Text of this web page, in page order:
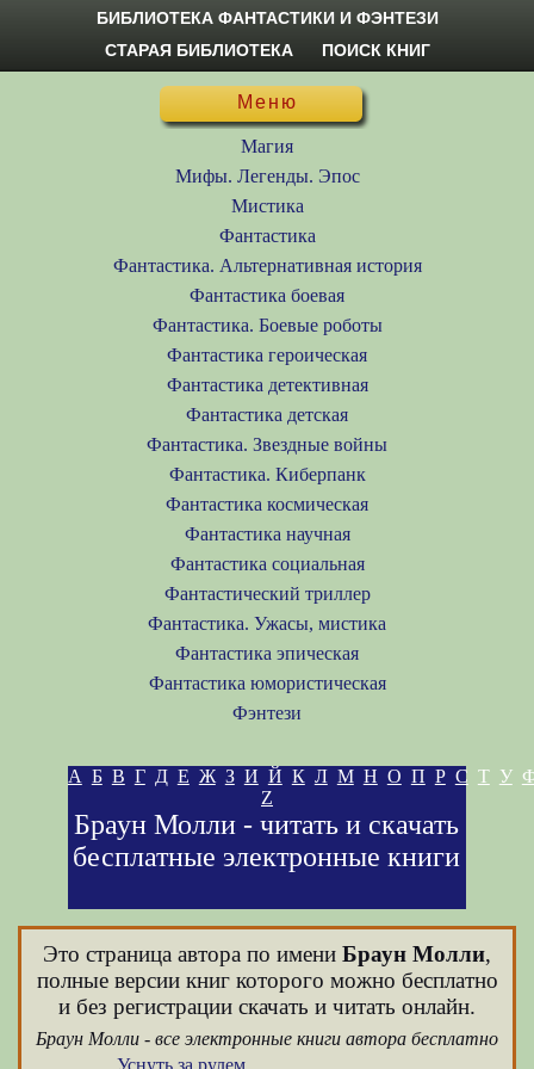
БИБЛИОТЕКА ФАНТАСТИКИ И ФЭНТЕЗИ
СТАРАЯ БИБЛИОТЕКА
ПОИСК КНИГ
Меню
Магия
Мифы. Легенды. Эпос
Мистика
Фантастика
Фантастика. Альтернативная история
Фантастика боевая
Фантастика. Боевые роботы
Фантастика героическая
Фантастика детективная
Фантастика детская
Фантастика. Звездные войны
Фантастика. Киберпанк
Фантастика космическая
Фантастика научная
Фантастика социальная
Фантастический триллер
Фантастика. Ужасы, мистика
Фантастика эпическая
Фантастика юмористическая
Фэнтези
А Б В Г Д Е Ж З И Й К Л М Н О П Р С Т У
Z
Браун Молли - читать и скачать
бесплатные электронные книги
Это страница автора по имени Браун Молли,
полные версии книг которого можно бесплатно
и без регистрации скачать и читать онлайн.
Браун Молли - все электронные книги автора бесплатно
Уснуть за рулем